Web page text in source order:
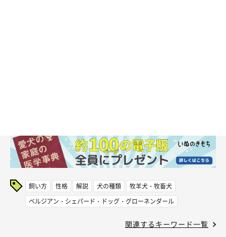
飼い方 性格 解説 犬の種類
牧羊犬・牧畜犬
ベルジアン・シェパード・ドッグ・グローネンダール
関連するキーワード一覧